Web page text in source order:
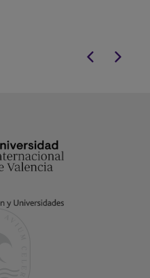
complejos.